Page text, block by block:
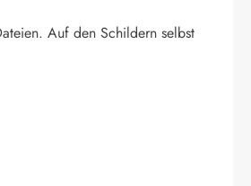
Auf den Schildern selbst